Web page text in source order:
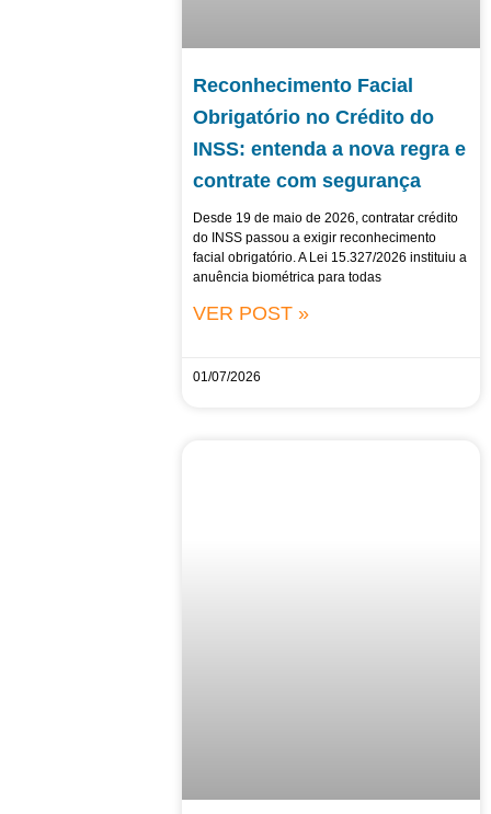
Reconhecimento Facial
Obrigatório no Crédito do
INSS: entenda a nova regra e
contrate com segurança
Desde 19 de maio de 2026, contratar crédito
do INSS passou a exigir reconhecimento
facial obrigatório. A Lei 15.327/2026 instituiu a
anuência biométrica para todas
VER POST »
01/07/2026